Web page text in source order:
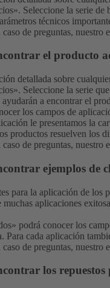
». Seleccione la serie de
técnicos
de preguntas, nuestro
el producto
detallada sobre
». Seleccione la serie
a encontrar el
los campos de
le presentamos la
productos resuelven los
de preguntas, nuestro
ejemplos de
para la aplicación de los
aplicaciones
podrá conocer los
Para cada aplicación
de preguntas, nuestro
los